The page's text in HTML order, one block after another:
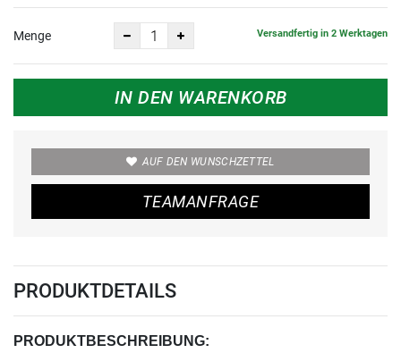
Menge Versandfertig in 2 Werktagen
IN DEN WARENKORB
AUF DEN WUNSCHZETTEL
TEAMANFRAGE
PRODUKTDETAILS
PRODUKTBESCHREIBUNG: